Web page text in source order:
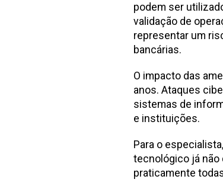
podem ser
validação de
representar um
bancárias.
O impacto das
anos. Ataques
sistemas de
e instituições.
Para o
tecnológico já não
praticamente